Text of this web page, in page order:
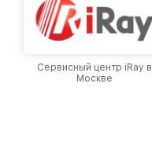
Сервисный центр iRay в
Москве